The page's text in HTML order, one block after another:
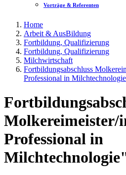
Vorträge & Referenten
Home
Arbeit & AusBildung
Fortbildung, Qualifizierung
Fortbildung, Qualifizierung
Milchwirtschaft
Fortbildungsabschluss
Professional in
Molkereimeister/
Professional in